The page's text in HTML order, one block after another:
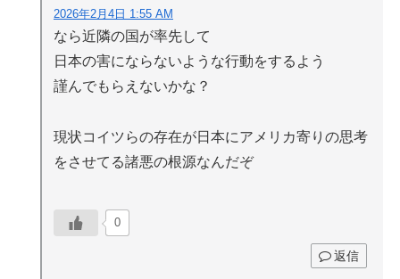
2026年2月4日 1:55 AM
なら近隣の国が率先して
日本の害にならないような行動をするよう
謹んでもらえないかな？
現状コイツらの存在が日本にアメリカ寄りの思考
をさせてる諸悪の根源なんだぞ
0
返信